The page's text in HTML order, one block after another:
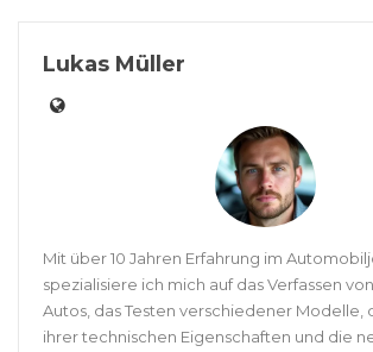
Lukas Müller
Mit über 10 Jahren Erfahrung im
spezialisiere ich mich auf das Verfassen
Autos, das Testen verschiedener Modelle,
ihrer technischen Eigenschaften und die